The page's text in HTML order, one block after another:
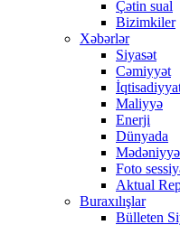
Çətin sual
Bizimkiler
Xəbərlər
Siyasət
Cəmiyyət
Maliyyə
Enerji
Dünyada
Foto
Aktual
Buraxılışlar
Bülleten